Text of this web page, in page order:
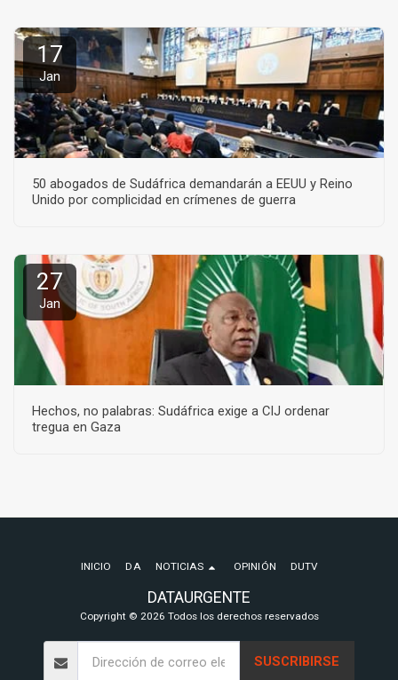
17
Jan
50 abogados de Sudáfrica demandarán a EEUU y Reino
Unido por complicidad en crímenes de guerra
27
Jan
Hechos, no palabras: Sudáfrica exige a CIJ ordenar
tregua en Gaza
DATAURGENTE
Copyright © 2026 Todos los derechos reservados
INICIO DA NOTICIAS OPINIÓN DUTV
SUSCRIBIRSE